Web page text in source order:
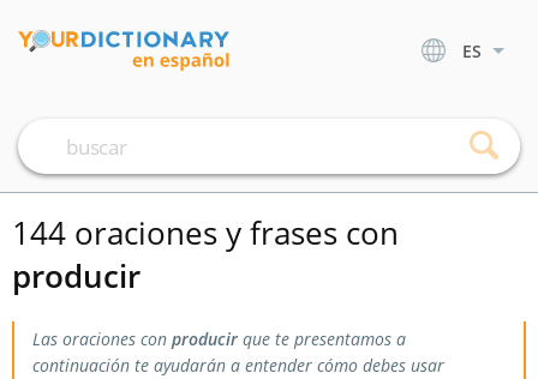
ES
144 oraciones y frases con
producir
Las oraciones con producir que te presentamos a
continuación te ayudarán a entender cómo debes usar